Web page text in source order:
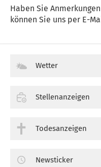
Haben Sie
können Sie uns per E-
Wetter
Stellenanzeigen
Todesanzeigen
Newsticker